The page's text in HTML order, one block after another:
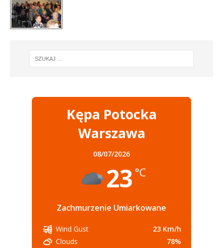
Kępa Potocka
Warszawa
08/07/2026
23 °C
Zachmurzenie Umiarkowane
Wind Gust
23 Km/h
Clouds
78%